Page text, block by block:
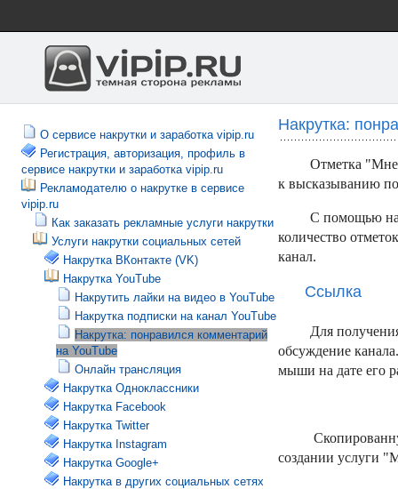
О сервисе накрутки и заработка vipip.ru
Регистрация, авторизация, профиль в
сервисе накрутки и заработка vipip.ru
Рекламодателю о накрутке в сервисе
vipip.ru
Как заказать рекламные услуги накрутки
Услуги накрутки социальных сетей
Накрутка ВКонтакте (VK)
Накрутка YouTube
Накрутить лайки на видео в YouTube
Накрутка подписки на канал YouTube
Накрутка: понравился комментарий
на YouTube
Онлайн трансляция
Накрутка Одноклассники
Накрутка Facebook
Накрутка Twitter
Накрутка Instagram
Накрутка Google+
Накрутка в других социальных сетях
Накрутка:
Отметка "Мне
к высказыванию
С помощью
количество
канал.
Ссылка
Для
обсуждение
мыши на дате его
создании услуги